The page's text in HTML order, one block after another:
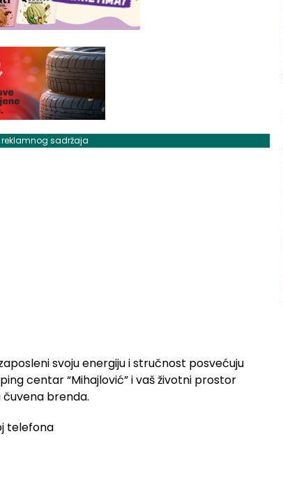
reklamnog sadržaja
svoju energiju i stručnost posvećuju
centar “Mihajlović” i vaš životni prostor
brenda.
telefona